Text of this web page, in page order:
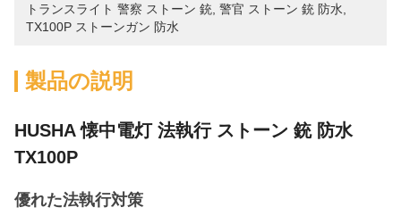
トランスライト 警察 ストーン 銃 警官 ストーン 銃 防水
TX100P ストーンガン 防水
製品の説明
HUSHA 懐中電灯 法執行 ストーン 銃 防水
TX100P
優れた法執行対策